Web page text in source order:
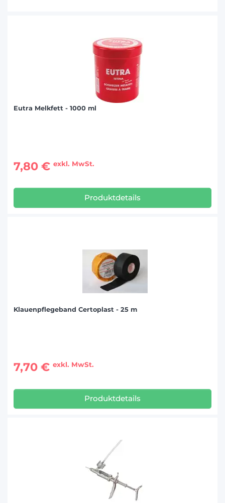
Eutra Melkfett - 1000 ml
7,80 € exkl. MwSt.
Produktdetails
Klauenpflegeband Certoplast - 25 m
7,70 € exkl. MwSt.
Produktdetails